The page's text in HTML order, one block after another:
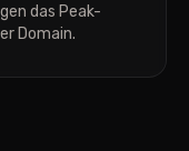
das Peak-
Domain.